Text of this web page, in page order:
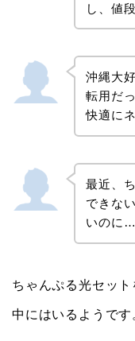
し、値
沖縄大
転用だ
快適に
最近、
できな
いのに
ちゃんぷる光セッ
中にはいるようです